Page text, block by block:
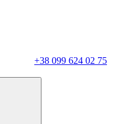
+38 099 624 02 75